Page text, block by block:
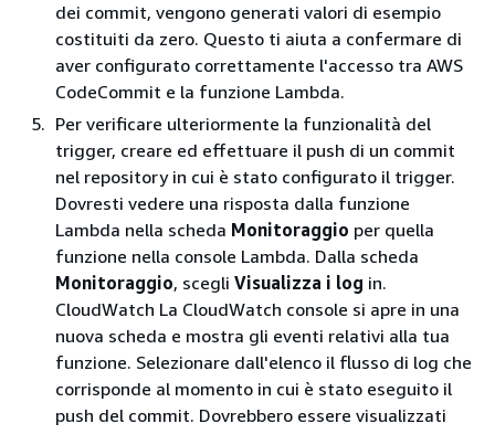
dei commit, vengono generati valori di esempio
costituiti da zero. Questo ti aiuta a confermare di
aver configurato correttamente l'accesso tra AWS
CodeCommit e la funzione Lambda.
Per verificare ulteriormente la funzionalità del
trigger, creare ed effettuare il push di un commit
nel repository in cui è stato configurato il trigger.
Dovresti vedere una risposta dalla funzione
Lambda nella scheda Monitoraggio per quella
funzione nella console Lambda. Dalla scheda
Monitoraggio, scegli Visualizza i log in.
CloudWatch La CloudWatch console si apre in una
nuova scheda e mostra gli eventi relativi alla tua
funzione. Selezionare dall'elenco il flusso di log che
corrisponde al momento in cui è stato eseguito il
push del commit. Dovrebbero essere visualizzati